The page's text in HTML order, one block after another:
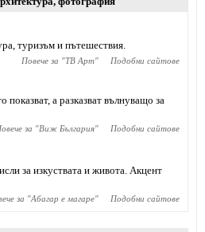
туризъм и пътешествия.
Повече за "ТВ Арт" Подобни сайтове
а разказват вълнуващо за
за "Виж България" Подобни сайтове
за изкуствата и живота. Акцент
за "Абагар е магаре" Подобни сайтове